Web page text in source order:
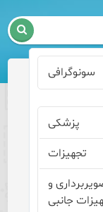

سونوگرافی
پزشکی
تجهیزات
و
جانبی